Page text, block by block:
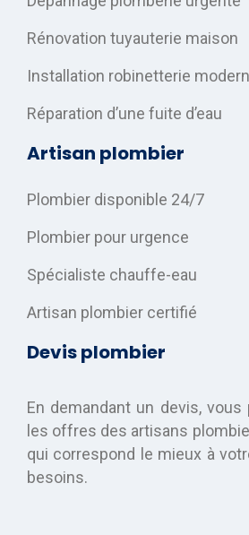
Rénovation tuyauterie maison
Installation robinetterie
Réparation d’une fuite d’eau
Artisan plombier
Plombier disponible 24/7
Plombier pour urgence
Spécialiste chauffe-eau
Artisan plombier certifié
Devis plombier
En demandant un devis,
les offres des artisans
qui correspond le mieux à
besoins.